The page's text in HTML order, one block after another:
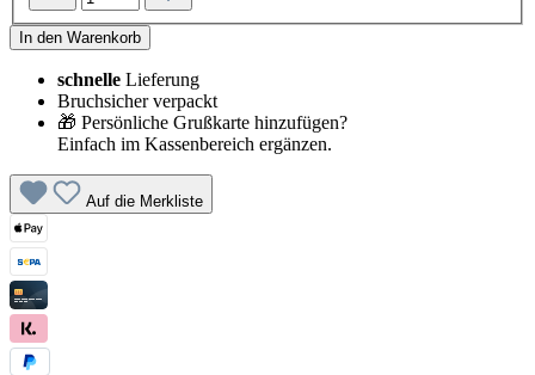
In den Warenkorb
schnelle Lieferung
Bruchsicher verpackt
🎁 Persönliche Grußkarte hinzufügen?
Einfach im Kassenbereich ergänzen.
Auf die Merkliste